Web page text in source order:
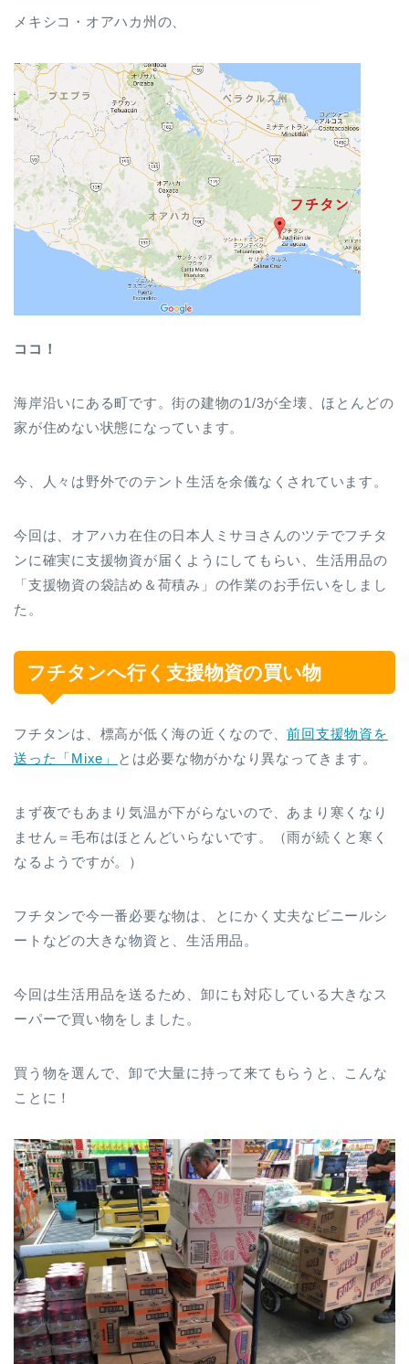
メキシコ・オアハカ州の、
ココ！
海岸沿いにある町です。街の建物の1/3が全壊、ほとんどの
家が住めない状態になっています。
今、人々は野外でのテント生活を余儀なくされています。
今回は、オアハカ在住の日本人ミサヨさんのツテでフチタ
ンに確実に支援物資が届くようにしてもらい、生活用品の
「支援物資の袋詰め＆荷積み」の作業のお手伝いをしまし
た。
フチタンへ行く支援物資の買い物
フチタンは、標高が低く海の近くなので、前回支援物資を
送った「Mixe」
とは必要な物がかなり異なってきます。
まず夜でもあまり気温が下がらないので、あまり寒くなり
ません＝毛布はほとんどいらないです。（雨が続くと寒く
なるようですが。）
フチタンで今一番必要な物は、とにかく丈夫なビニールシ
ートなどの大きな物資と、生活用品。
今回は生活用品を送るため、卸にも対応している大きなス
ーパーで買い物をしました。
買う物を選んで、卸で大量に持って来てもらうと、こんな
ことに！